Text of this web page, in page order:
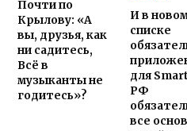
Почти по
Крылову: «А
вы, друзья, как
ни садитесь,
Всё в
музыканты не
годитесь»?
И в
списке
для
РФ
все